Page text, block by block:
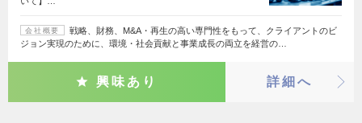
会社概要
戦略、財務、M&A・再生の高い専門性をもって、クライアントのビ
ジョン実現のために、環境・社会貢献と事業成長の両立を経営の…
興味あり 詳細へ